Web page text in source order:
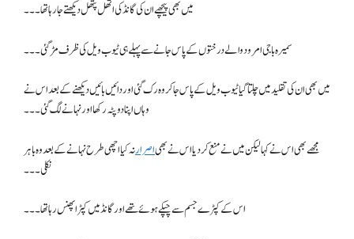
میں بھی پیچھے ان کی گانڈ کی اتھل پتھل دیکھتے جا رہا تھا۔۔۔
سمیرہ باجی امرود والے درختوں کے پاس جانے سے پہلے ہی ٹیوب ویل کی ظرف مڑ گئی۔۔۔
میں بھی ان کی تقلید میں چلتا گیا ٹیوب ویل کے پاس جا کر وہ رک گئی اور دائیں بائیں دیکھنے کے بعد اس نے
وہاں اپنا دوپٹہ رکھا اور نہانے لگ گئی۔۔۔
مجھے بھی اس نے کہا لیکن میں نے منع کر دیا اس نے بھیاصرارنہ کیا اچھی طرح نہانے کے بعد وہ باہر
نکلی۔۔۔
اس کے کپڑے جسم سے چپکے ہوئے تھے اور گانڈ میں کپڑا پھنس رہا تھا ۔۔۔